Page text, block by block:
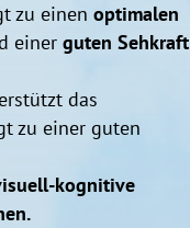
zu einen optimalen
einer guten Sehkraft
das
zu einer guten
kognitive